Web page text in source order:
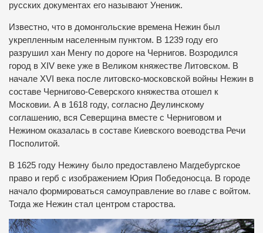
русских документах его называют Унениж.
Известно, что в домонгольские времена Нежин был
укрепленным населенным пунктом. В 1239 году его
разрушил хан Менгу по дороге на Чернигов. Возродился
город в XIV веке уже в Великом княжестве Литовском. В
начале XVI века после литовско-московской войны Нежин в
составе Чернигово-Северского княжества отошел к
Московии. А в 1618 году, согласно Деулинскому
соглашению, вся Северщина вместе с Черниговом и
Нежином оказалась в составе Киевского воеводства Речи
Посполитой.
В 1625 году Нежину было предоставлено Магдебургское
право и герб с изображением Юрия Победоносца. В городе
начало формироваться самоуправление во главе с войтом.
Тогда же Нежин стал центром староства.